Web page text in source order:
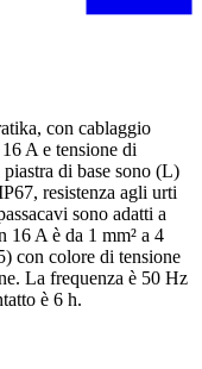
con cablaggio
A e tensione di
di base sono (L)
resistenza agli urti
sono adatti a
A è da 1 mm² a 4
con colore di tensione
La frequenza è 50 Hz
è 6 h.